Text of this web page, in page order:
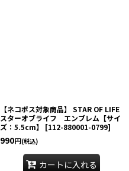
【ネコポス対象商品】 STAR OF LIFE
スターオブライフ エンブレム【サイ
ズ：5.5cm】
[112-880001-0799]
990円(税込)
カートに入れる